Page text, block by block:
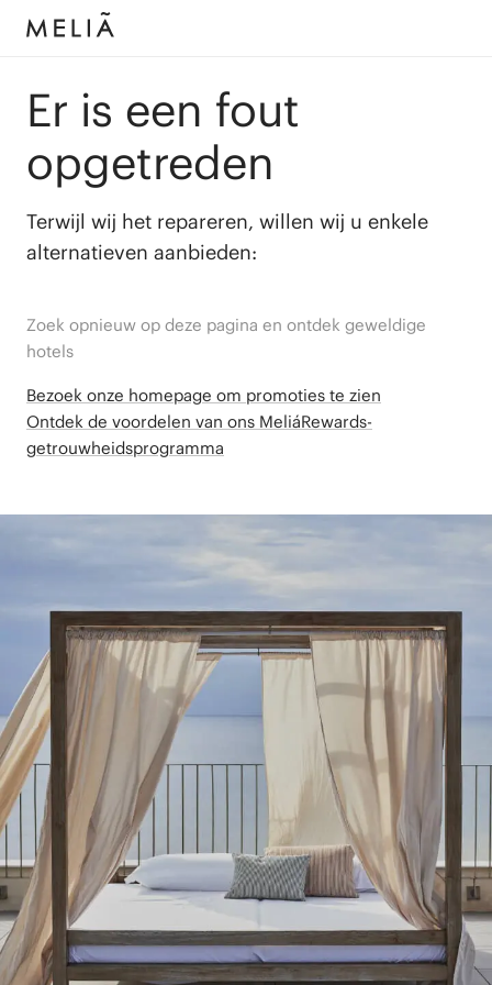
Er is een fout
opgetreden
Terwijl wij het repareren, willen wij u enkele
alternatieven aanbieden:
Zoek opnieuw op deze pagina en ontdek geweldige
hotels
Bezoek onze homepage om promoties te zien
Ontdek de voordelen van ons MeliáRewards-
getrouwheidsprogramma